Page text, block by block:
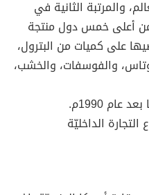
والمرتبة الثانية في
من أعلى خمس دول منتجة
على كميات من البترول،
والفوسفات، والخشب،
1990م.
الداخليّة